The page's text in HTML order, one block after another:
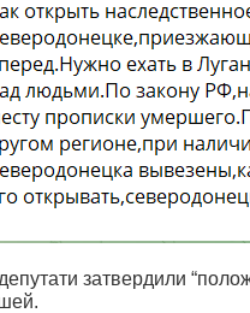
затвердили